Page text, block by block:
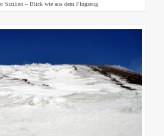
Sizilien – Blick wie aus dem Flugzeug